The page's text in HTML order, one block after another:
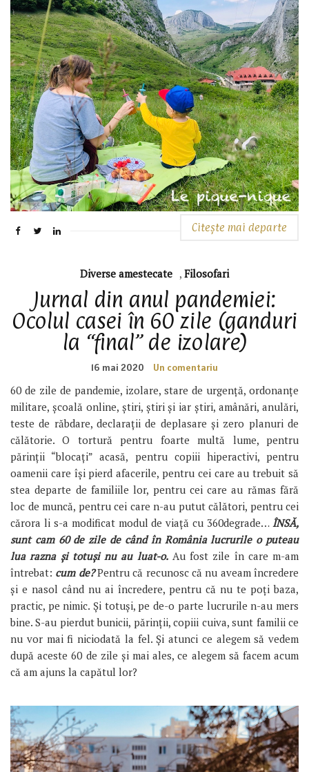
Citește mai departe
Diverse amestecate , Filosofari
Jurnal din anul pandemiei:
Ocolul casei în 60 zile (ganduri
la “final” de izolare)
16 mai 2020 Un comentariu
60 de zile de pandemie, izolare, stare de urgență, ordonanțe
militare, școală online, știri, știri și iar știri, amânări, anulări,
teste de răbdare, declarații de deplasare și zero planuri de
călătorie. O tortură pentru foarte multă lume, pentru
părinții “blocați” acasă, pentru copiii hiperactivi, pentru
oamenii care își pierd afacerile, pentru cei care au trebuit să
stea departe de familiile lor, pentru cei care au rămas fără
loc de muncă, pentru cei care n-au putut călători, pentru cei
cărora li s-a modificat modul de viață cu 360degrade… ÎNSĂ,
sunt cam 60 de zile de când în România lucrurile o puteau
lua razna și totuși nu au luat-o.Au fost zile în care m-am
întrebat: cum de?Pentru că recunosc că nu aveam încredere
și e nasol când nu ai încredere, pentru că nu te poți baza,
practic, pe nimic. Și totuși, pe de-o parte lucrurile n-au mers
bine. S-au pierdut bunicii, părinții, copiii cuiva, sunt familii ce
nu vor mai fi niciodată la fel. Și atunci ce alegem să vedem
după aceste 60 de zile și mai ales, ce alegem să facem acum
că am ajuns la capătul lor?